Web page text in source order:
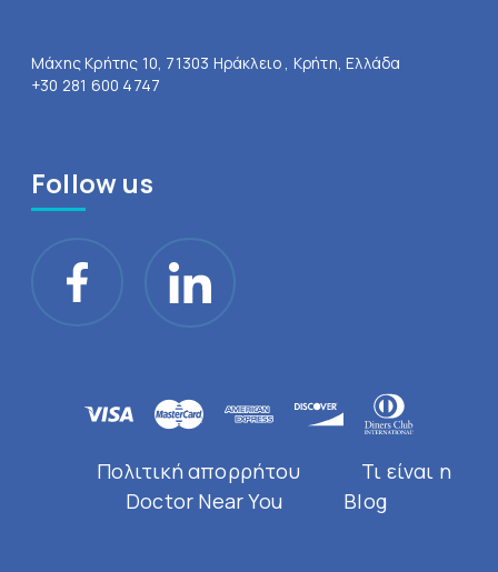
Μάχης Κρήτης 10, 71303 Ηράκλειο , Κρήτη, Ελλάδα
+30 281 600 4747
Follow us
Πολιτική απορρήτου
Τι είναι η
Doctor Near You
Blog